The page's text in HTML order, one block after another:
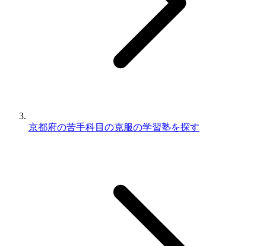
京都府の苦手科目の克服の学習塾を探す